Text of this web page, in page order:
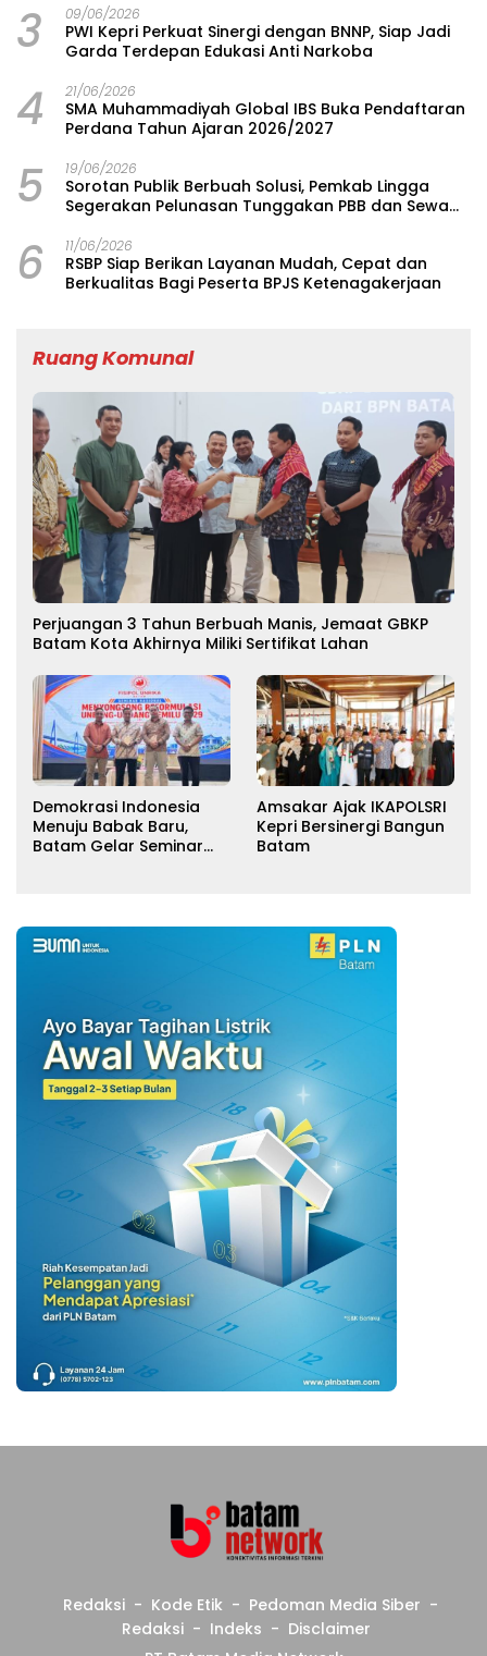
3 09/06/2026
PWI Kepri Perkuat Sinergi dengan BNNP, Siap Jadi
Garda Terdepan Edukasi Anti Narkoba
4 21/06/2026
SMA Muhammadiyah Global IBS Buka Pendaftaran
Perdana Tahun Ajaran 2026/2027
5 19/06/2026
Sorotan Publik Berbuah Solusi, Pemkab Lingga
Segerakan Pelunasan Tunggakan PBB dan Sewa
6 11/06/2026
RSBP Siap Berikan Layanan Mudah, Cepat dan
Berkualitas Bagi Peserta BPJS Ketenagakerjaan
Ruang Komunal
Perjuangan 3 Tahun Berbuah Manis, Jemaat GBKP
Batam Kota Akhirnya Miliki Sertifikat Lahan
Demokrasi Indonesia
Menuju Babak Baru,
Batam Gelar Seminar
Amsakar Ajak IKAPOLSRI
Kepri Bersinergi Bangun
Batam
Redaksi Kode Etik
Pedoman Media Siber
Redaksi
Indeks
Disclaimer